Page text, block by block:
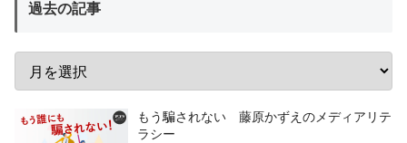
過去の記事
もう騙されない 藤原かずえのメディアリテ
ラシー